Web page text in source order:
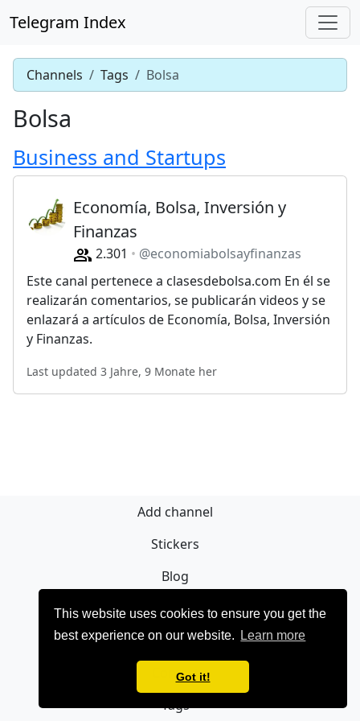
This website uses cookies to ensure you get the
best experience on our website.
Learn more
Got it!
Telegram Index
Channels Tags Bolsa
Bolsa
Business and Startups
Economía, Bolsa, Inversión y
Finanzas
2.301
@economiabolsayfinanzas
Este canal pertenece a clasesdebolsa.com En él se
realizarán comentarios, se publicarán videos y se
enlazará a artículos de Economía, Bolsa, Inversión
y Finanzas.
Last updated 3 Jahre, 9 Monate her
Add channel
Stickers
Blog
Registrieren
Privacy policy
Contact
Tags